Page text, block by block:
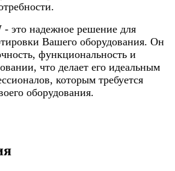
- это надежное решение для
Вашего оборудования. Он
функциональность и
что делает его идеальным
которым требуется
оборудования.